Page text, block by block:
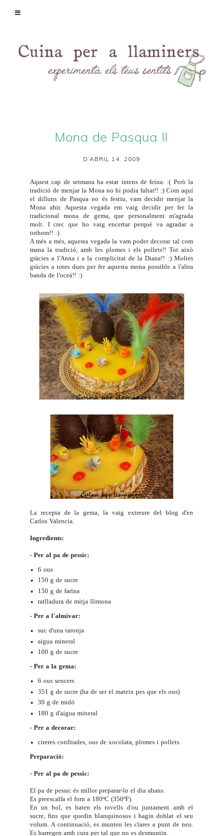
Mona de Pasqua II
D’ABRIL 14, 2009
Aquest cap de setmana ha estat intens de feina. :( Però la
tradició de menjar la Mona no hi podia faltar!! :) Com aquí
el dilluns de Pasqua no és festiu, vam decidir menjar la
Mona ahir. Aquesta vegada em vaig decidir per fer la
tradicional mona de gema, que personalment m'agrada
molt. I crec que ho vaig encertar perquè va agradar a
tothom!! :)
A més a més, aquesta vegada la vam poder decorar tal com
mana la tradició, amb les plomes i els pollets!! Tot això
gràcies a l'Anna i a la complicitat de laDiana!! :) Moltes
gràcies a totes dues per fer aquesta mona possible a l'altra
banda de l'oceà!! :)
La recepta de la gema, la vaig extreure del blog d'en
Carlos Valencia
Ingredients:
- Per al pa de pessic:
6 ous
150 g de sucre
150 g de farina
ratlladura de mitja llimona
- Per a l'almívar:
suc d'una taronja
aigua mineral
100 g de sucre
- Per a la gema:
6 ous sencers
351 g de sucre (ha de ser el mateix pes que els ous)
30 g de midó
180 g d'aigua mineral
- Per a decorar:
cireres confitades, ous de xocolata, plomes i pollets.
Preparació:
- Per al pa de pessic:
El pa de pessic és millor preparar-lo el dia abans.
Es preescalfa el forn a 180ºC (350ºF).
En un bol, es baten els rovells d'ou juntament amb el
sucre, fins que quedin blanquinosos i hagin doblat el seu
volum. A continuació, es munten les clares a punt de neu.
Es barregen amb cura per tal que no es desmuntin.